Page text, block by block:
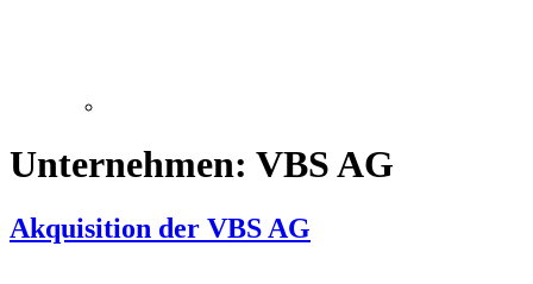
Unternehmen: VBS AG
Akquisition der VBS AG